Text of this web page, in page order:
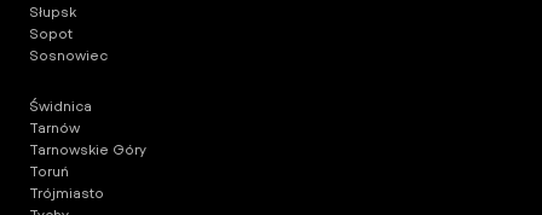
Słupsk
Sopot
Sosnowiec
Świdnica
Tarnów
Tarnowskie Góry
Toruń
Trójmiasto